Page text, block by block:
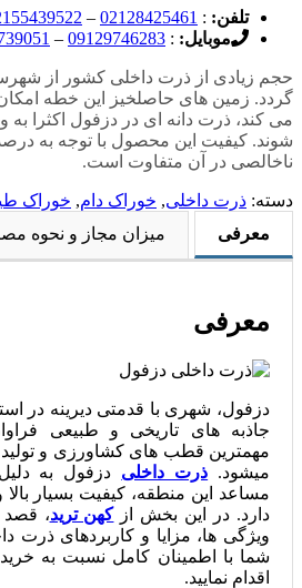
تلفن: :
02128425461
–
موبایل: :
09129746283
–
حجم زیادی از ذرت داخلی کشور از
گردد. زمین های حاصلخیز این خطه
می کند، ذرت دانه ای در دزفول اکثرا
شوند. کیفیت این محصول با توجه به
ناخالصی در آن متفاوت است.
دسته: ذرت داخلی, خوراک دام, خوراک
معرفی
میزان مجاز و نحوه
معرفی
دزفول، شهری با قدمتی دیرینه در
جاذبه‌ های تاریخی و طبیعی
مهمترین قطب‌ های کشاورزی و
میشود. ذرت داخلی دزفول به
مساعد این منطقه، کیفیت بسیار
دارد. در این بخش ازکهن ترید، قصد
ویژگی‌ ها، مزایا و کاربردهای ذرت
شما با اطمینان کامل نسبت به
اقدام نمایید.